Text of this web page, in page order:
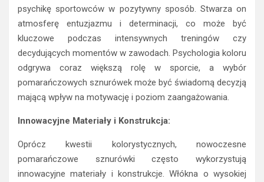
psychikę sportowców w pozytywny sposób. Stwarza on
atmosferę entuzjazmu i determinacji, co może być
kluczowe podczas intensywnych treningów czy
decydujących momentów w zawodach. Psychologia koloru
odgrywa coraz większą rolę w sporcie, a wybór
pomarańczowych sznurówek może być świadomą decyzją
mającą wpływ na motywację i poziom zaangażowania.
Innowacyjne Materiały i Konstrukcja:
Oprócz kwestii kolorystycznych, nowoczesne
pomarańczowe sznurówki często wykorzystują
innowacyjne materiały i konstrukcje. Włókna o wysokiej